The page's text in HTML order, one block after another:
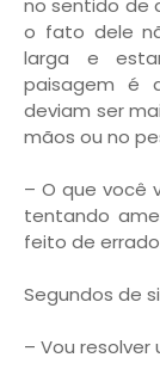
no sentido de
o fato dele
larga e
paisagem é
deviam ser
mãos ou no
– O que você
tentando
feito de
Segundos de
– Vou resolver